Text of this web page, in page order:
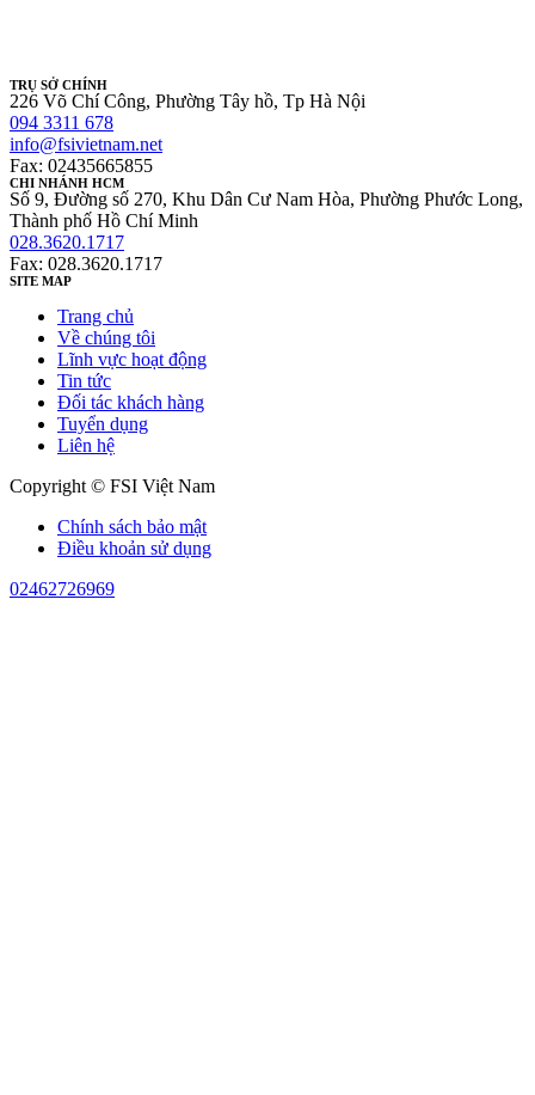
TRỤ SỞ CHÍNH
226 Võ Chí Công, Phường Tây hồ, Tp Hà Nội
094 3311 678
info@fsivietnam.net
Fax: 02435665855
CHI NHÁNH HCM
Số 9, Đường số 270, Khu Dân Cư Nam Hòa, Phường Phước Long,
Thành phố Hồ Chí Minh
028.3620.1717
Fax: 028.3620.1717
SITE MAP
Trang chủ
Về chúng tôi
Lĩnh vực hoạt động
Tin tức
Đối tác khách hàng
Tuyển dụng
Liên hệ
Copyright © FSI Việt Nam
Chính sách bảo mật
Điều khoản sử dụng
02462726969